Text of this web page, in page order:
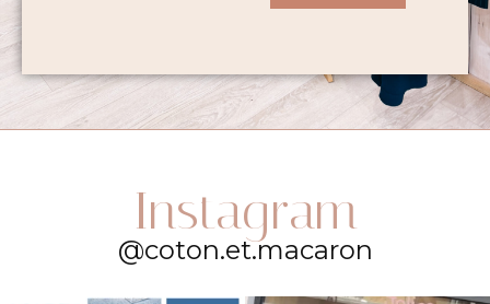
Instagram
@coton.et.macaron